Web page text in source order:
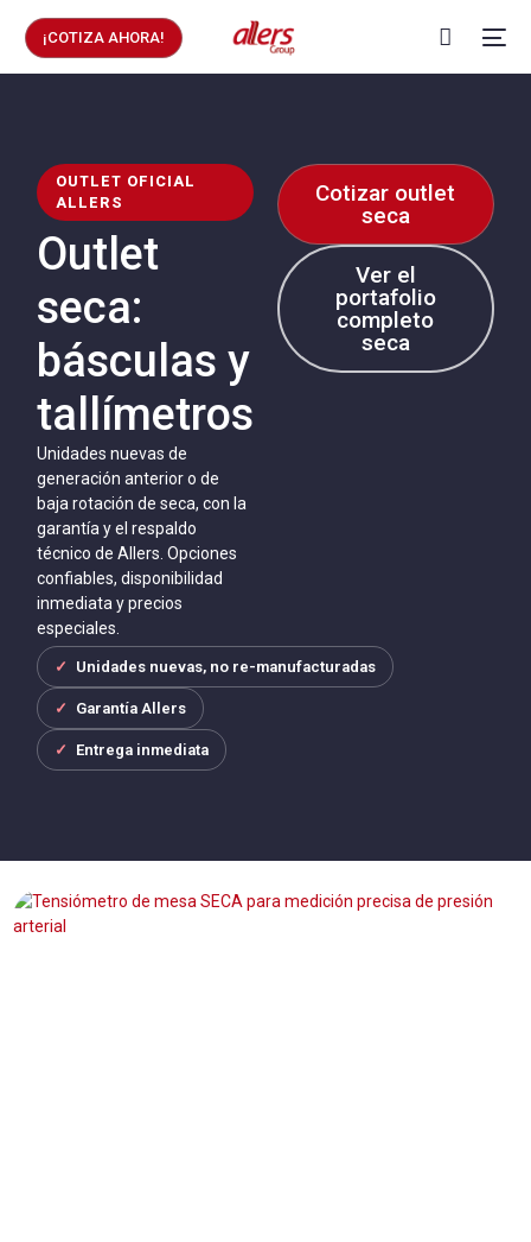
¡COTIZA AHORA!
OUTLET OFICIAL
ALLERS
Outlet
seca:
básculas y
tallímetros
Unidades nuevas de
generación anterior o de
baja rotación de seca, con la
garantía y el respaldo
técnico de Allers. Opciones
confiables, disponibilidad
inmediata y precios
especiales.
Unidades nuevas, no re-manufacturadas
Garantía Allers
Entrega inmediata
Cotizar outlet
seca
Ver el
portafolio
completo
seca